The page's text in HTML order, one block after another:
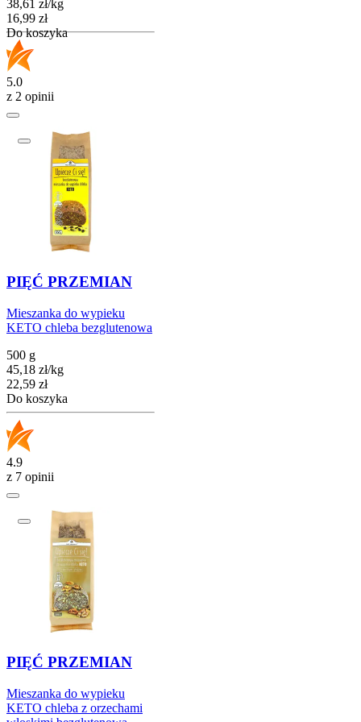
38,61 zł/kg
Cena
16,99 zł
Do koszyka
5.0
z 2 opinii
PIĘĆ PRZEMIAN
Mieszanka do wypieku
KETO chleba bezglutenowa
500 g
45,18 zł/kg
Cena
22,59 zł
Do koszyka
4.9
z 7 opinii
PIĘĆ PRZEMIAN
Mieszanka do wypieku
KETO chleba z orzechami